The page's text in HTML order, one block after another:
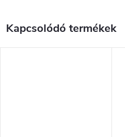
Kapcsolódó termékek